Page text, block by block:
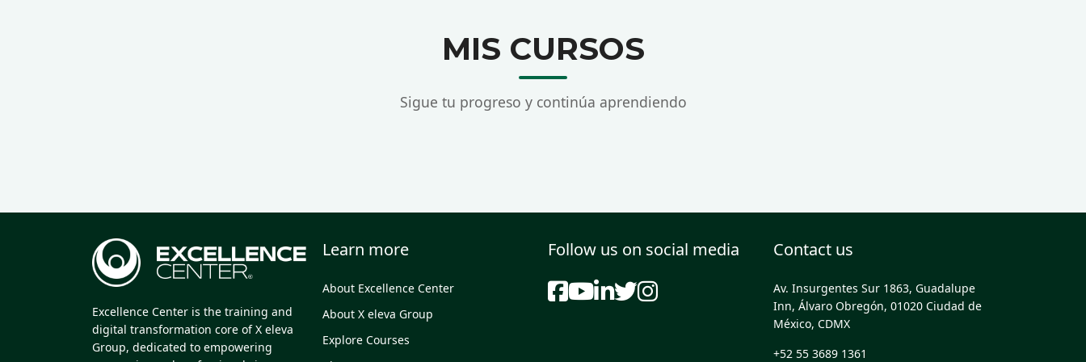
MIS CURSOS
Sigue tu progreso y continúa aprendiendo
Excellence Center is the training and
digital transformation core of X eleva
Group, dedicated to empowering
Learn more
About Excellence Center
About X eleva Group
Explore Courses
Follow us on social media Contact us
Av. Insurgentes Sur 1863, Guadalupe
Inn, Álvaro Obregón, 01020 Ciudad de
México, CDMX
+52 55 3689 1361